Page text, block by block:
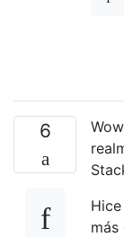
6
más